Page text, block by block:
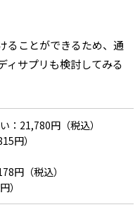
ることができるため、通
ィサプリも検討してみる
：21,780円（税込）
円）
円（税込）
）